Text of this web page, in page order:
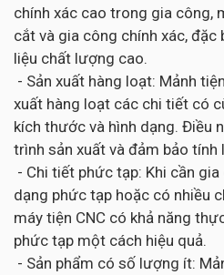
chính xác cao trong gia công,
cắt và gia công chính xác,
liệu chất lượng cao.
- Sản xuất hàng loạt: Mảnh
xuất hàng loạt các chi tiết có
kích thước và hình dạng. Điều
trình sản xuất và đảm bảo tính
- Chi tiết phức tạp: Khi cần
dạng phức tạp hoặc có nhiều
máy tiện CNC có khả năng
phức tạp một cách hiệu quả.
- Sản phẩm có số lượng ít: